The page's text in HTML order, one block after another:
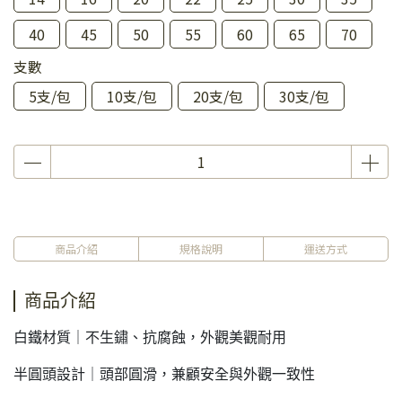
40
45 50 55 60 65
70
支數
5支/包
10支/包 20支/包 30支/包
商品介紹 規格說明 運送方式
商品介紹
白鐵材質｜不生鏽、抗腐蝕，外觀美觀耐用
半圓頭設計｜頭部圓滑，兼顧安全與外觀一致性